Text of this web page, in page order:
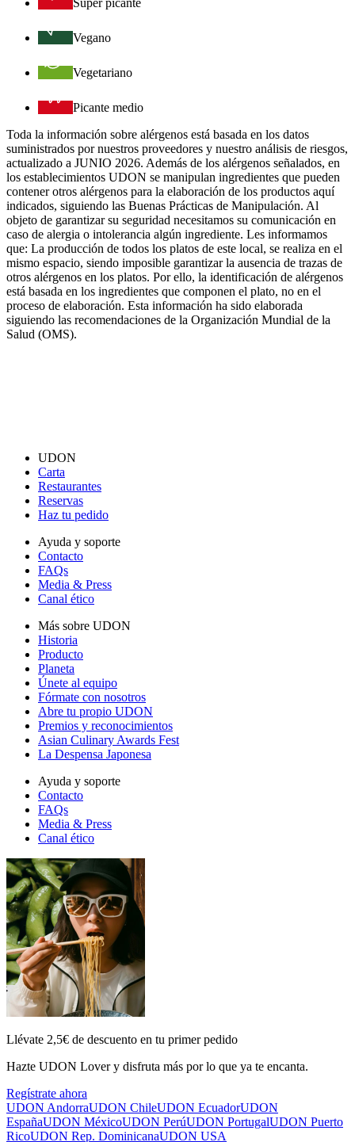
Vegano
Vegetariano
Picante medio
Toda la información sobre alérgenos está basada en los datos
suministrados por nuestros proveedores y nuestro análisis de riesgos,
actualizado a JUNIO 2026. Además de los alérgenos señalados, en
los establecimientos UDON se manipulan ingredientes que pueden
contener otros alérgenos para la elaboración de los productos aquí
indicados, siguiendo las Buenas Prácticas de Manipulación. Al
objeto de garantizar su seguridad necesitamos su comunicación en
caso de alergia o intolerancia algún ingrediente. Les informamos
que: La producción de todos los platos de este local, se realiza en el
mismo espacio, siendo imposible garantizar la ausencia de trazas de
otros alérgenos en los platos. Por ello, la identificación de alérgenos
está basada en los ingredientes que componen el plato, no en el
proceso de elaboración. Esta información ha sido elaborada
siguiendo las recomendaciones de la Organización Mundial de la
Salud (OMS).
UDON
Carta
Restaurantes
Reservas
Haz tu pedido
Ayuda y soporte
Contacto
FAQs
Media & Press
Canal ético
Más sobre UDON
Historia
Producto
Planeta
Únete al equipo
Fórmate con nosotros
Abre tu propio UDON
Premios y reconocimientos
Asian Culinary Awards Fest
La Despensa Japonesa
Ayuda y soporte
Contacto
FAQs
Media & Press
Canal ético
Llévate 2,5€ de descuento en tu primer pedido
Hazte UDON Lover y disfruta más por lo que ya te encanta.
Regístrate ahora
UDON AndorraUDON ChileUDON EcuadorUDON
EspañaUDON MéxicoUDON PerúUDON PortugalUDON Puerto
RicoUDON Rep. DominicanaUDON USA